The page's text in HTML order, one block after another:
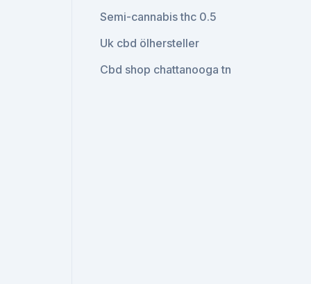
Semi-cannabis thc 0.5
Uk cbd ölhersteller
Cbd shop chattanooga tn